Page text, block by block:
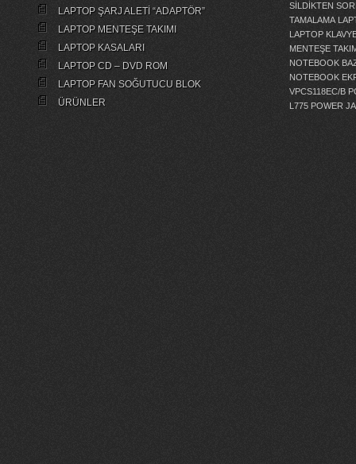
LAPTOP ŞARJ ALETİ “ADAPTÖR”
LAPTOP MENTEŞE TAKIMI
LAPTOP KASALARI
LAPTOP CD – DVD ROM
LAPTOP FAN SOĞUTUCU BLOK
ÜRÜNLER
SİLDİKTEN
TAMALAMA
LAPTOP
MENTEŞE
NOTEBOOK
NOTEBOOK
VPCS118EC/B
L775 POWER